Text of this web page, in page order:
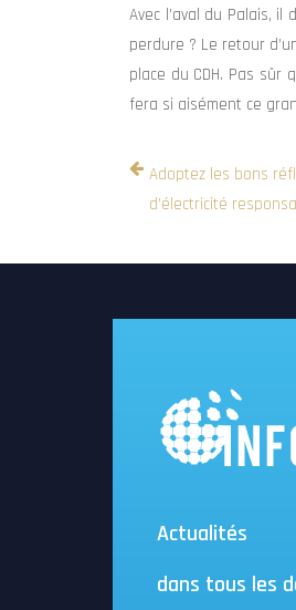
Avec l’aval du Palais,
perdure ? Le retour
place du CDH. Pas
fera si aisément ce
Adoptez les bons
d’électricité
Actualités
dans tous les